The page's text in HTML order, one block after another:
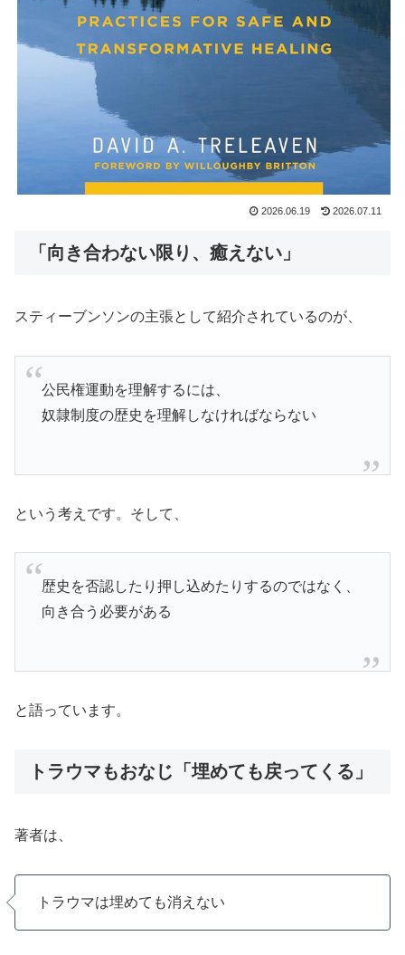
2026.06.19 2026.07.11
「向き合わない限り、癒えない」
スティーブンソンの主張として紹介されているのが、
公民権運動を理解するには、
奴隷制度の歴史を理解しなければならない
という考えです。そして、
歴史を否認したり押し込めたりするのではなく、
向き合う必要がある
と語っています。
トラウマもおなじ「埋めても戻ってくる」
著者は、
トラウマは埋めても消えない